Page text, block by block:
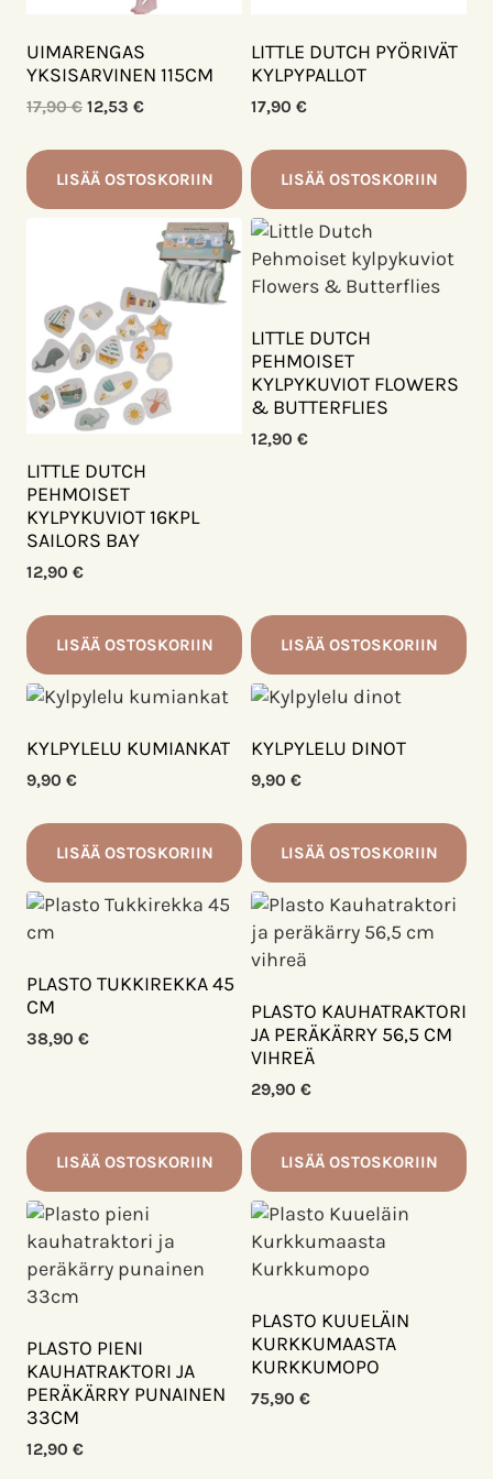
UIMARENGAS
YKSISARVINEN 115CM
17,90€ Alkuperäinen
oli:
17,90 €.
12,53 €Nykyinen
on:
12,53 €.
LISÄÄ OSTOSKORIIN
LITTLE DUTCH PYÖRIVÄT
KYLPYPALLOT
17,90 €
LISÄÄ OSTOSKORIIN
LITTLE DUTCH
PEHMOISET
KYLPYKUVIOT 16KPL
SAILORS BAY
12,90 €
LISÄÄ OSTOSKORIIN
LITTLE DUTCH
PEHMOISET
KYLPYKUVIOT FLOWERS
& BUTTERFLIES
12,90 €
LISÄÄ OSTOSKORIIN
KYLPYLELU KUMIANKAT
9,90 €
LISÄÄ OSTOSKORIIN
KYLPYLELU DINOT
9,90 €
LISÄÄ OSTOSKORIIN
PLASTO TUKKIREKKA 45
CM
38,90 €
LISÄÄ OSTOSKORIIN
PLASTO KAUHATRAKTORI
JA PERÄKÄRRY 56,5 CM
VIHREÄ
29,90 €
LISÄÄ OSTOSKORIIN
PLASTO PIENI
KAUHATRAKTORI JA
PERÄKÄRRY PUNAINEN
33CM
12,90 €
PLASTO KUUELÄIN
KURKKUMAASTA
KURKKUMOPO
75,90 €